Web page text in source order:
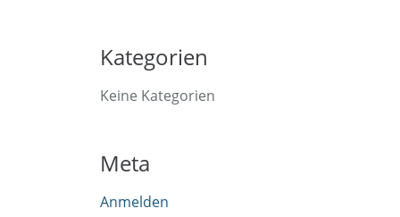
Kategorien
Keine Kategorien
Meta
Anmelden